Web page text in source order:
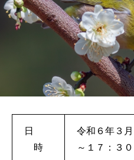
日
時
令和６年３
～１７：３０